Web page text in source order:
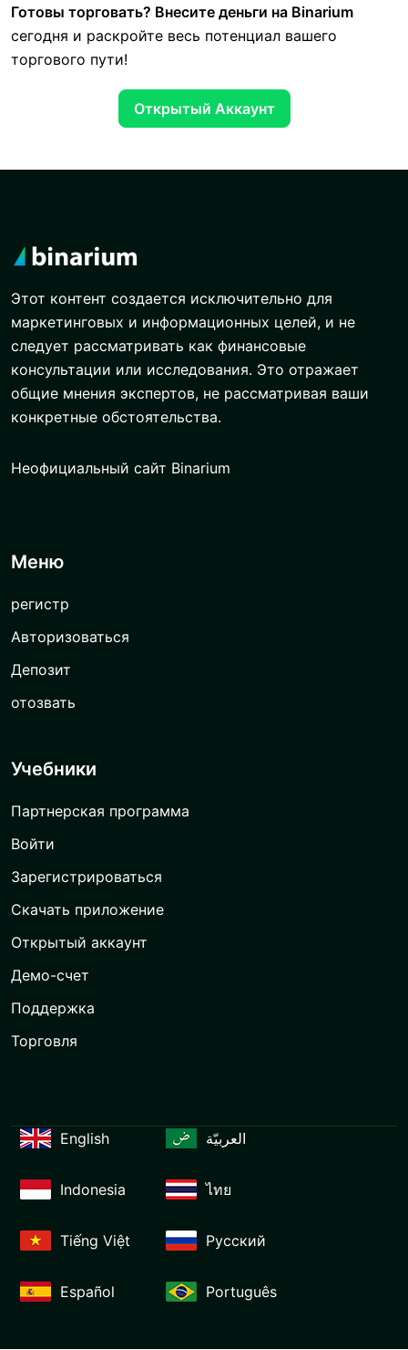
Готовы торговать? Внесите деньги на Binarium
сегодня и раскройте весь потенциал вашего
торгового пути!
Открытый Аккаунт
Этот контент создается исключительно для
маркетинговых и информационных целей, и не
следует рассматривать как финансовые
консультации или исследования. Это отражает
общие мнения экспертов, не рассматривая ваши
конкретные обстоятельства.
Неофициальный сайт Binarium
Меню
регистр
Авторизоваться
Депозит
отозвать
Учебники
Партнерская программа
Войти
Зарегистрироваться
Скачать приложение
Открытый аккаунт
Демо-счет
Поддержка
Торговля
English العربيّة
Indonesia ไทย
Tiếng Việt Русский
Español Português